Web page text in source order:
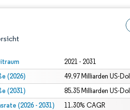
2021 - 2031
(2026) 49.97 Milliarden US-
(2031) 85.35 Milliarden US-
(2026 - 2031) 11.30% CAGR